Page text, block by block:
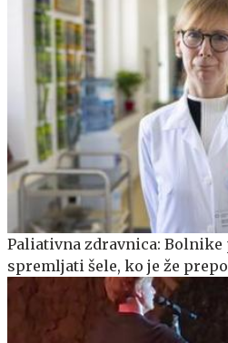
Paliativna zdravnica: Bolnike
spremljati šele, ko je že